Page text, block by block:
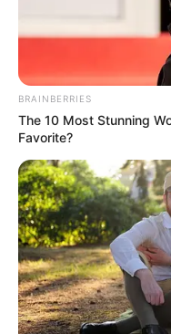
BRAINBERRIES
The 10 Most Stunning
Favorite?